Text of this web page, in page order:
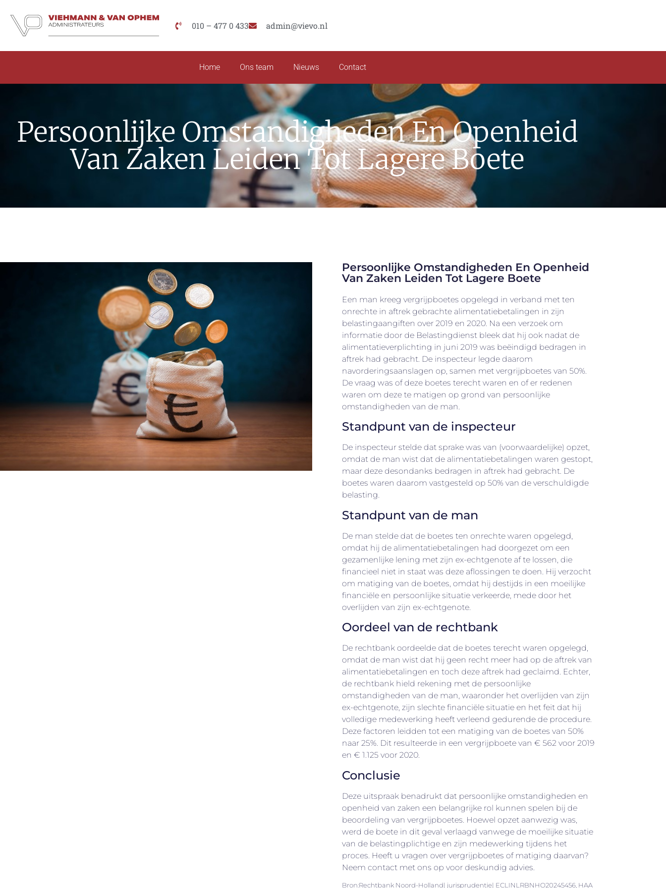
010 – 477 0 433 admin@vievo.nl
Home Ons team Nieuws Contact
Persoonlijke Omstandigheden En Openheid
Van Zaken Leiden Tot Lagere Boete
Persoonlijke Omstandigheden En Openheid
Van Zaken Leiden Tot Lagere Boete
Een man kreeg vergrijpboetes opgelegd in verband met ten
onrechte in aftrek gebrachte alimentatiebetalingen in zijn
belastingaangiften over 2019 en 2020. Na een verzoek om
informatie door de Belastingdienst bleek dat hij ook nadat de
alimentatieverplichting in juni 2019 was beëindigd bedragen in
aftrek had gebracht. De inspecteur legde daarom
navorderingsaanslagen op, samen met vergrijpboetes van 50%.
De vraag was of deze boetes terecht waren en of er redenen
waren om deze te matigen op grond van persoonlijke
omstandigheden van de man.
Standpunt van de inspecteur
De inspecteur stelde dat sprake was van (voorwaardelijke) opzet,
omdat de man wist dat de alimentatiebetalingen waren gestopt,
maar deze desondanks bedragen in aftrek had gebracht. De
boetes waren daarom vastgesteld op 50% van de verschuldigde
belasting.
Standpunt van de man
De man stelde dat de boetes ten onrechte waren opgelegd,
omdat hij de alimentatiebetalingen had doorgezet om een
gezamenlijke lening met zijn ex-echtgenote af te lossen, die
financieel niet in staat was deze aflossingen te doen. Hij verzocht
om matiging van de boetes, omdat hij destijds in een moeilijke
financiële en persoonlijke situatie verkeerde, mede door het
overlijden van zijn ex-echtgenote.
Oordeel van de rechtbank
De rechtbank oordeelde dat de boetes terecht waren opgelegd,
omdat de man wist dat hij geen recht meer had op de aftrek van
alimentatiebetalingen en toch deze aftrek had geclaimd. Echter,
de rechtbank hield rekening met de persoonlijke
omstandigheden van de man, waaronder het overlijden van zijn
ex-echtgenote, zijn slechte financiële situatie en het feit dat hij
volledige medewerking heeft verleend gedurende de procedure.
Deze factoren leidden tot een matiging van de boetes van 50%
naar 25%. Dit resulteerde in een vergrijpboete van € 562 voor 2019
en € 1.125 voor 2020.
Conclusie
Deze uitspraak benadrukt dat persoonlijke omstandigheden en
openheid van zaken een belangrijke rol kunnen spelen bij de
beoordeling van vergrijpboetes. Hoewel opzet aanwezig was,
werd de boete in dit geval verlaagd vanwege de moeilijke situatie
van de belastingplichtige en zijn medewerking tijdens het
proces. Heeft u vragen over vergrijpboetes of matiging daarvan?
Neem contact met ons op voor deskundig advies.
Bron:Rechtbank Noord-Holland| jurisprudentie| ECLINLRBNHO20245456, HAA